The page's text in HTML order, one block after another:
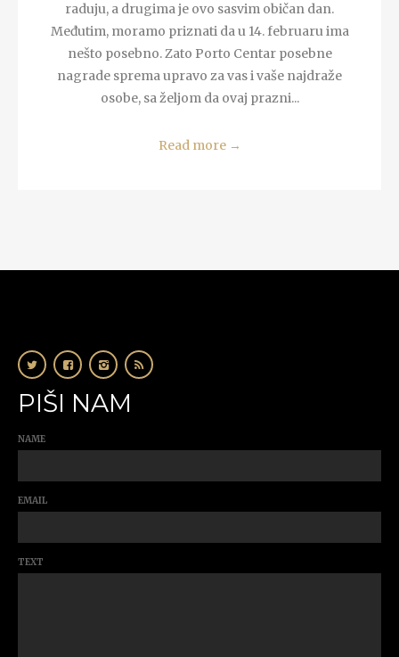
raduju, a drugima je ovo sasvim običan dan.
Međutim, moramo priznati da u 14. februaru ima
nešto posebno. Zato Porto Centar posebne
nagrade sprema upravo za vas i vaše najdraže
osobe, sa željom da ovaj prazni...
Read more →
PIŠI NAM
NAME
EMAIL
TEXT